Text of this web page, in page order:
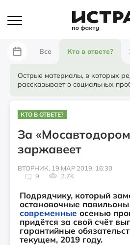
Все Кто в ответе?
Острые материалы, в которых
рассказывает о социальных
КТО В ОТВЕТЕ?
За
заржавеет
ВТОРНИК, 19 МАР 2019, 16:30
9
2.7K
Подрядчику, который
остановочные павильоны
современные осенью
придётся за свой счёт
гарантийные
текущем, 2019 году.